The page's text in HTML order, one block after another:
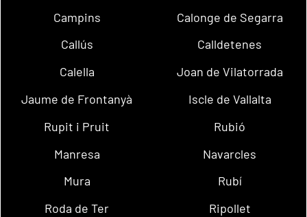
Campins
Calonge de Segarra
Callús
Calldetenes
Calella
Joan de Vilatorrada
Jaume de Frontanyà
Iscle de Vallalta
Rupit i Pruit
Rubió
Manresa
Navarcles
Mura
Rubí
Roda de Ter
Ripollet